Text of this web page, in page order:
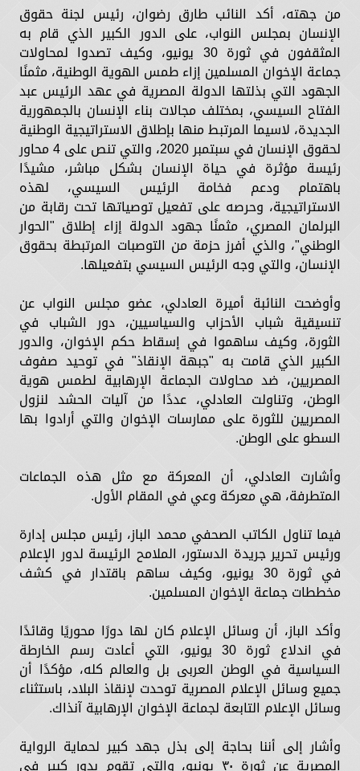
من جهته، أكد النائب طارق رضوان، رئيس لجنة حقوق
الإنسان بمجلس النواب، على الدور الكبير الذي قام به
المثقفون في ثورة 30 يونيو، وكيف تصدوا لمحاولات
جماعة الإخوان المسلمين إزاء طمس الهوية الوطنية، مثمنًا
الجهود التي بذلتها الدولة المصرية في عهد الرئيس عبد
الفتاح السيسي، بمختلف مجالات بناء الإنسان بالجمهورية
الجديدة، لاسيما المرتبط منها بإطلاق الاستراتيجية الوطنية
لحقوق الإنسان في سبتمبر 2020، والتي تنص على 4 محاور
رئيسة مؤثرة في حياة الإنسان بشكل مباشر، مشيدًا
باهتمام ودعم فخامة الرئيس السيسي، لهذه
الاستراتيجية، وحرصه على تفعيل توصياتها تحت رقابة من
البرلمان المصري، مثمنًا جهود الدولة إزاء إطلاق "الحوار
الوطني"، والذي أفرز حزمة من التوصبات المرتبطة بحقوق
الإنسان، والتي وجه الرئيس السيسي بتفعيلها.
وأوضحت النائبة أميرة العادلي، عضو مجلس النواب عن
تنسيقية شباب الأحزاب والسياسيين، دور الشباب في
الثورة، وكيف ساهموا في إسقاط حكم الإخوان، والدور
الكبير الذي قامت به "جبهة الإنقاذ" في توحيد صفوف
المصريين، ضد محاولات الجماعة الإرهابية لطمس هوية
الوطن، وتناولت العادلي، عددًا من آليات الحشد لنزول
المصريين للثورة على ممارسات الإخوان والتي أرادوا بها
السطو على الوطن.
وأشارت العادلي، أن المعركة مع مثل هذه الجماعات
المتطرفة، هي معركة وعي في المقام الأول.
فيما تناول الكاتب الصحفي محمد الباز، رئيس مجلس إدارة
ورئيس تحرير جريدة الدستور، الملامح الرئيسة لدور الإعلام
في ثورة 30 يونيو، وكيف ساهم باقتدار في كشف
مخططات جماعة الإخوان المسلمين.
وأكد الباز، أن وسائل الإعلام كان لها دورًا محوريًا وقائدًا
في اندلاع ثورة 30 يونيو، التي أعادت رسم الخارطة
السياسية في الوطن العربى بل والعالم كله، مؤكدًا أن
جميع وسائل الإعلام المصرية توحدت لإنقاذ البلاد، باستثناء
وسائل الإعلام التابعة لجماعة الإخوان الإرهابية آنذاك.
وأشار إلى أننا بحاجة إلى بذل جهد كبير لحماية الرواية
المصرية عن ثورة ٣٠ يونيو، والتي تقوم بدور كبير في